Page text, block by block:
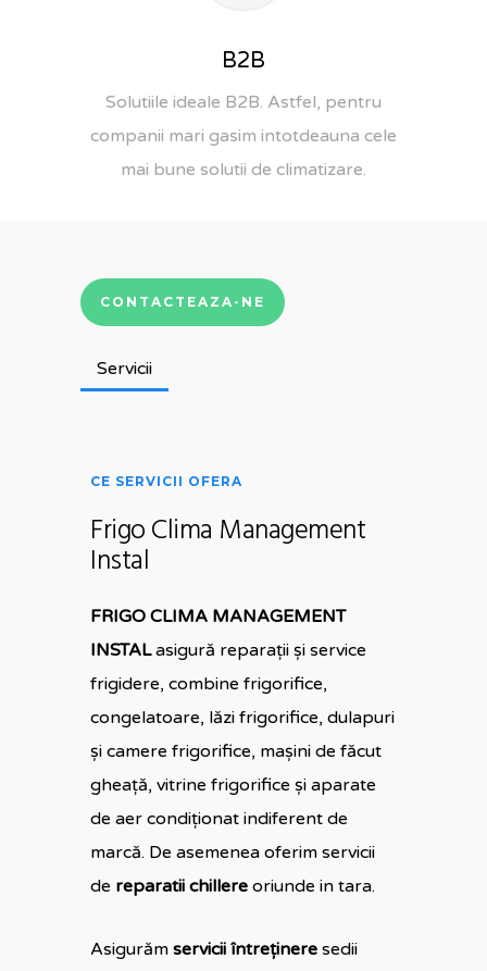
B2B
Solutiile ideale B2B. Astfel, pentru
companii mari gasim intotdeauna cele
mai bune solutii de climatizare.
Servicii
CONTACTEAZA-NE
CE SERVICII OFERA
Frigo Clima Management
Instal
FRIGO CLIMA MANAGEMENT
INSTALasigură reparații și service
frigidere, combine frigorifice,
congelatoare, lăzi frigorifice, dulapuri
și camere frigorifice, mașini de făcut
gheață, vitrine frigorifice și aparate
de aer condiționat indiferent de
marcă. De asemenea oferim servicii
de reparatii chillere oriunde in tara.
Asigurăm servicii întreținere sedii